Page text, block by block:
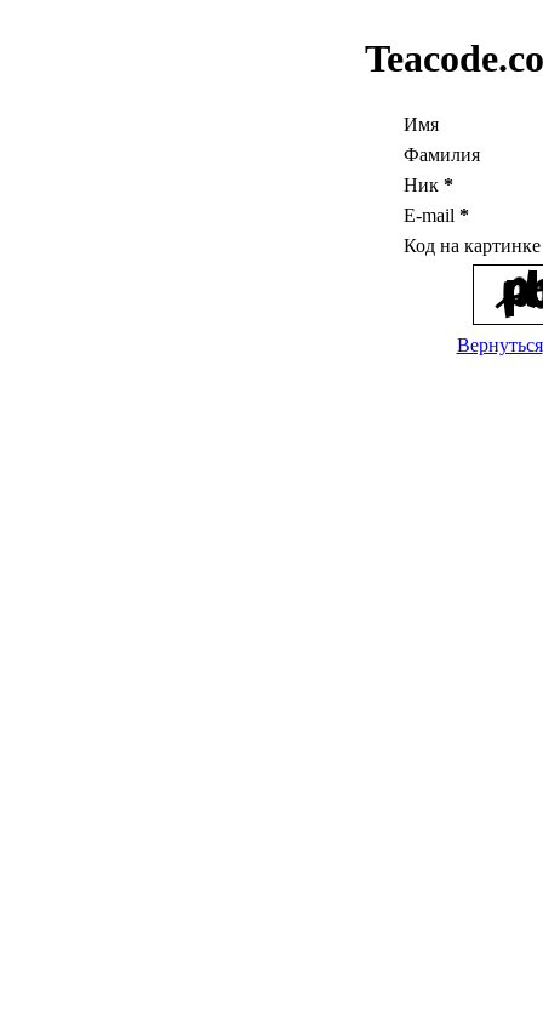
Имя
Фамилия
Ник *
E-mail *
Код на
Вернуться